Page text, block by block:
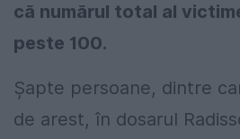
că numărul total al
peste 100.
Şapte persoane, dintre
de arest, în dosarul